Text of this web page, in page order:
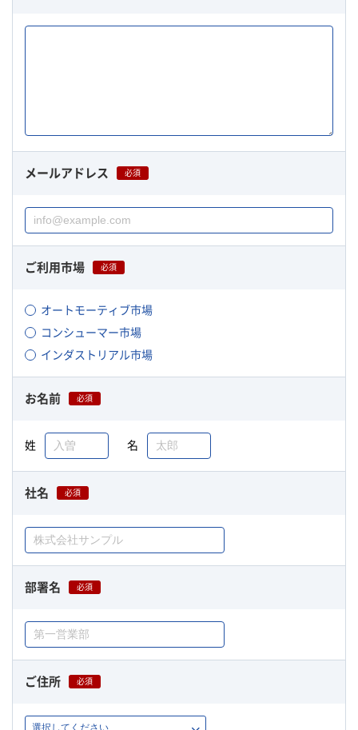
メールアドレス 必須
ご利用市場 必須
オートモーティブ市場
コンシューマー市場
インダストリアル市場
お名前 必須
姓 名
社名 必須
部署名 必須
ご住所 必須